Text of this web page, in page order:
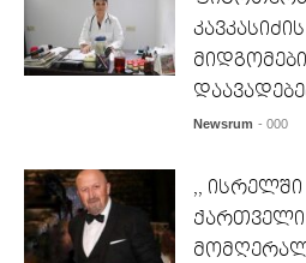
Newsrum - 000
,, ისრელში
ქართველი